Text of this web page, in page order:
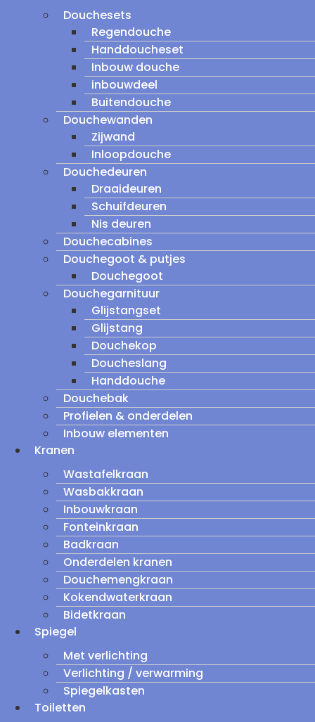
Douchesets
Regendouche
Handdoucheset
Inbouw douche
inbouwdeel
Buitendouche
Douchewanden
Zijwand
Inloopdouche
Douchedeuren
Draaideuren
Schuifdeuren
Nis deuren
Douchecabines
Douchegoot & putjes
Douchegoot
Douchegarnituur
Glijstangset
Glijstang
Douchekop
Doucheslang
Handdouche
Douchebak
Profielen & onderdelen
Inbouw elementen
Kranen
Wastafelkraan
Wasbakkraan
Inbouwkraan
Fonteinkraan
Badkraan
Onderdelen kranen
Douchemengkraan
Kokendwaterkraan
Bidetkraan
Spiegel
Met verlichting
Verlichting / verwarming
Spiegelkasten
Toiletten